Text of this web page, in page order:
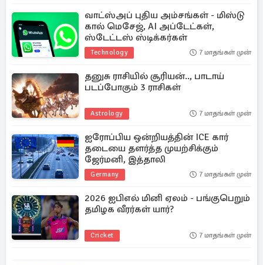
வாட்ஸ்அப் புதிய அம்சங்கள் - மிஸ்டு
கால் மெசேஜ், AI அப்டேட்கள்,
ஸ்டேட்டஸ் ஸ்டிக்கர்கள்
Technology 7 மாதங்கள் முன்
தனுசு ராசியில் சூரியன்.., பாடாய்
படப்போகும் 3 ராசிகள்
Astrology 7 மாதங்கள் முன்
ஐரோப்பிய ஒன்றியத்தின் ICE கார்
தடையை தளர்த்த முயற்சிக்கும்
ஜேர்மனி, இத்தாலி
Germany 7 மாதங்கள் முன்
2026 ஐபிஎல் மினி ஏலம் - பங்குபெறும்
தமிழக வீரர்கள் யார்?
Cricket 7 மாதங்கள் முன்